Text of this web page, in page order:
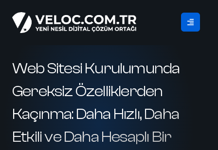
Web Sitesi Kurulumunda
Gereksiz Özelliklerden
Kaçınma: Daha Hızlı, Daha
Etkili ve Daha Hesaplı Bir